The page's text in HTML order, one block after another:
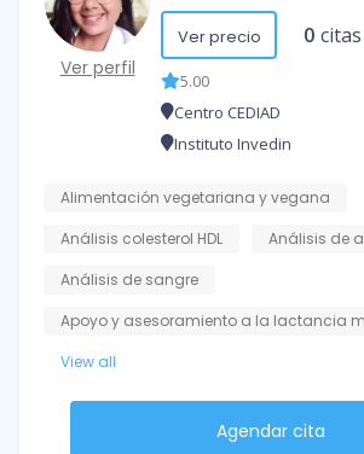
Ver perfil
Ver precio 0 citas
5.00
Centro CEDIAD
Instituto Invedin
Alimentación vegetariana y vegana
Análisis colesterol HDL
Análisis de
Análisis de sangre
Apoyo y asesoramiento a la lactancia
View all
Agendar cita